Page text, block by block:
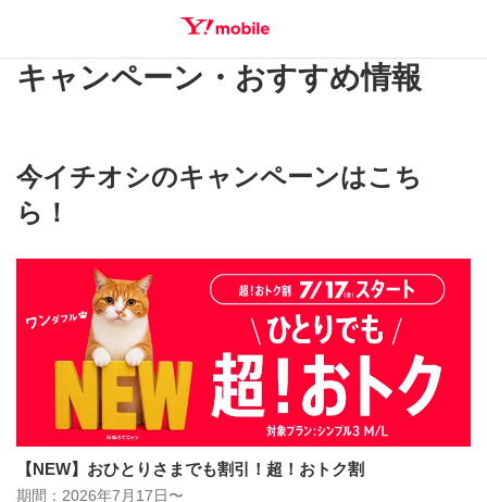
SEARCH
キャンペーン・おすすめ情報
今イチオシのキャンペーンはこち
ら！
【NEW】おひとりさまでも割引！超！おトク割
期間：2026年7月17日〜